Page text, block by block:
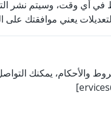
في أي وقت، وسيتم نشر
يعني موافقتك على
والأحكام، يمكنك